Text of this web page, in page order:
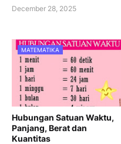
December 28, 2025
MATEMATIKA
Hubungan Satuan Waktu,
Panjang, Berat dan
Kuantitas